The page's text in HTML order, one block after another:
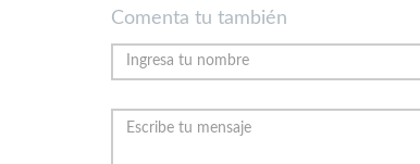
Comenta tu también